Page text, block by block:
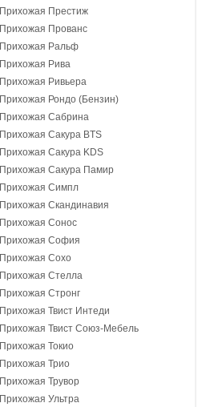
Прихожая Престиж
Прихожая Прованс
Прихожая Ральф
Прихожая Рива
Прихожая Ривьера
Прихожая Рондо (Бензин)
Прихожая Сабрина
Прихожая Сакура BTS
Прихожая Сакура KDS
Прихожая Сакура Памир
Прихожая Симпл
Прихожая Скандинавия
Прихожая Сонос
Прихожая София
Прихожая Сохо
Прихожая Стелла
Прихожая Стронг
Прихожая Твист Интеди
Прихожая Твист Союз-Мебель
Прихожая Токио
Прихожая Трио
Прихожая Трувор
Прихожая Ультра